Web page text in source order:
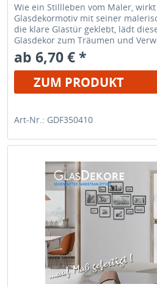
Wie ein Stillleben vom Maler,
Glasdekormotiv mit seiner
die klare Glastür geklebt, lädt
Glasdekor zum Träumen und
ab 6,70 € *
ZUM PRODUKT
Art-Nr.: GDF350410